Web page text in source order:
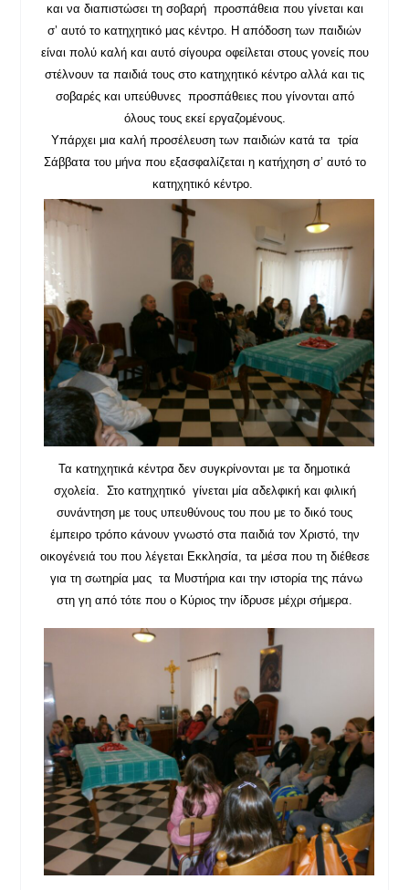
και να διαπιστώσει τη σοβαρή προσπάθεια που γίνεται και
σ’ αυτό το κατηχητικό μας κέντρο. Η απόδοση των παιδιών
είναι πολύ καλή και αυτό σίγουρα οφείλεται στους γονείς που
στέλνουν τα παιδιά τους στο κατηχητικό κέντρο αλλά και τις
σοβαρές και υπεύθυνες προσπάθειες που γίνονται από
όλους τους εκεί εργαζομένους.
Υπάρχει μια καλή προσέλευση των παιδιών κατά τα τρία
Σάββατα του μήνα που εξασφαλίζεται η κατήχηση σ’ αυτό το
κατηχητικό κέντρο.
Τα κατηχητικά κέντρα δεν συγκρίνονται με τα δημοτικά
σχολεία. Στο κατηχητικό γίνεται μία αδελφική και φιλική
συνάντηση με τους υπευθύνους του που με το δικό τους
έμπειρο τρόπο κάνουν γνωστό στα παιδιά τον Χριστό, την
οικογένειά του που λέγεται Εκκλησία, τα μέσα που τη διέθεσε
για τη σωτηρία μας τα Μυστήρια και την ιστορία της πάνω
στη γη από τότε που ο Κύριος την ίδρυσε μέχρι σήμερα.